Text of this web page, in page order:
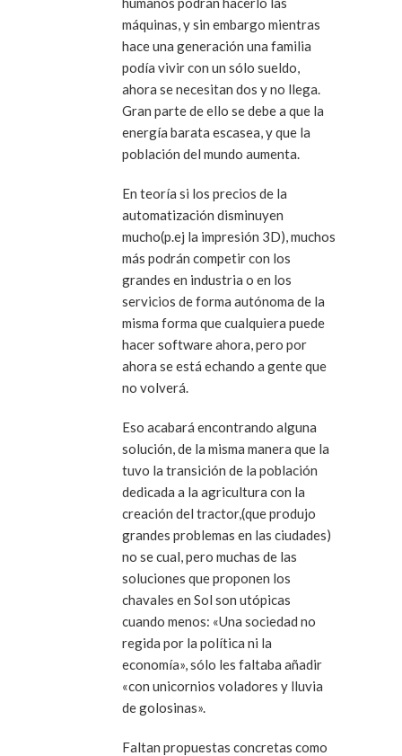
máquinas, y sin embargo mientras
hace una generación una familia
podía vivir con un sólo sueldo,
ahora se necesitan dos y no llega.
Gran parte de ello se debe a que la
energía barata escasea, y que la
población del mundo aumenta.
En teoría si los precios de la
automatización disminuyen
mucho(p.ej la impresión 3D), muchos
más podrán competir con los
grandes en industria o en los
servicios de forma autónoma de la
misma forma que cualquiera puede
hacer software ahora, pero por
ahora se está echando a gente que
no volverá.
Eso acabará encontrando alguna
solución, de la misma manera que la
tuvo la transición de la población
dedicada a la agricultura con la
creación del tractor,(que produjo
grandes problemas en las ciudades)
no se cual, pero muchas de las
soluciones que proponen los
chavales en Sol son utópicas
cuando menos: «Una sociedad no
regida por la política ni la
economía», sólo les faltaba añadir
«con unicornios voladores y lluvia
de golosinas».
Faltan propuestas concretas como